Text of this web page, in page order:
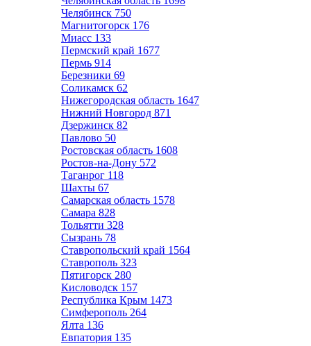
Челябинск 750
Магнитогорск 176
Миасс 133
Пермский край 1677
Пермь 914
Березники 69
Соликамск 62
Нижегородская область 1647
Нижний Новгород 871
Дзержинск 82
Павлово 50
Ростовская область 1608
Ростов-на-Дону 572
Таганрог 118
Шахты 67
Самарская область 1578
Самара 828
Тольятти 328
Сызрань 78
Ставропольский край 1564
Ставрополь 323
Пятигорск 280
Кисловодск 157
Республика Крым 1473
Симферополь 264
Ялта 136
Евпатория 135